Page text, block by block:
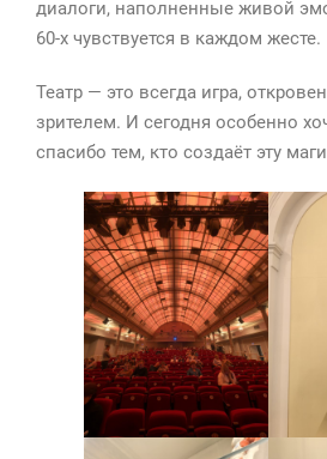
диалоги, наполненные живой
60-х чувствуется в каждом жесте.
Театр — это всегда игра,
зрителем. И сегодня особенно
спасибо тем, кто создаёт эту